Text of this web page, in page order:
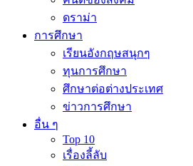
ดราม่า
การศึกษา
เรียนอังกฤษสนุกๆ
ทุนการศึกษา
ศึกษาต่อต่างประเทศ
ข่าวการศึกษา
อื่น ๆ
Top 10
เรื่องลี้ลับ